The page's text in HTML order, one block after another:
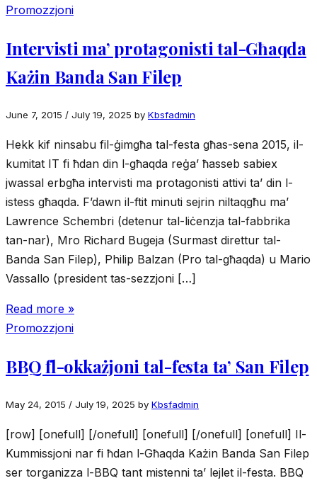
Promozzjoni
Intervisti ma’ protagonisti tal-Għaqda
Każin Banda San Filep
June 7, 2015 / July 19, 2025 by Kbsfadmin
Hekk kif ninsabu fil-ġimgħa tal-festa għas-sena 2015, il-
kumitat IT fi ħdan din l-għaqda reġa’ ħasseb sabiex
jwassal erbgħa intervisti ma protagonisti attivi ta’ din l-
istess għaqda. F’dawn il-ftit minuti sejrin niltaqgħu ma’
Lawrence Schembri (detenur tal-liċenzja tal-fabbrika
tan-nar), Mro Richard Bugeja (Surmast direttur tal-
Banda San Filep), Philip Balzan (Pro tal-għaqda) u Mario
Vassallo (president tas-sezzjoni […]
Read more »
Promozzjoni
BBQ fl-okkażjoni tal-festa ta’ San Filep
May 24, 2015 / July 19, 2025 by Kbsfadmin
[row] [onefull] [/onefull] [onefull] [/onefull] [onefull] Il-
Kummissjoni nar fi ħdan l-Għaqda Każin Banda San Filep
ser torganizza l-BBQ tant mistenni ta’ lejlet il-festa. BBQ